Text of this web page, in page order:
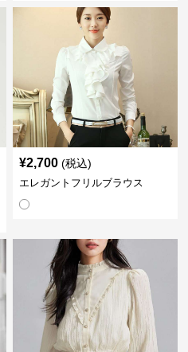
¥2,700 (税込)
エレガントフリルブラウス